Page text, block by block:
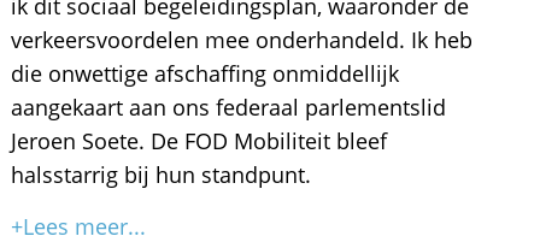
ik dit sociaal begeleidingsplan, waaronder de
verkeersvoordelen mee onderhandeld. Ik heb
die onwettige afschaffing onmiddellijk
aangekaart aan ons federaal parlementslid
Jeroen Soete. De FOD Mobiliteit bleef
halsstarrig bij hun standpunt.
+Lees meer...